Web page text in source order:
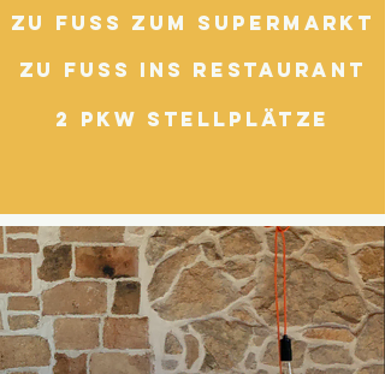
zu Fuss zum Supermarkt
zu Fuss ins Restaurant
2 PKW STELLPLÄTZE